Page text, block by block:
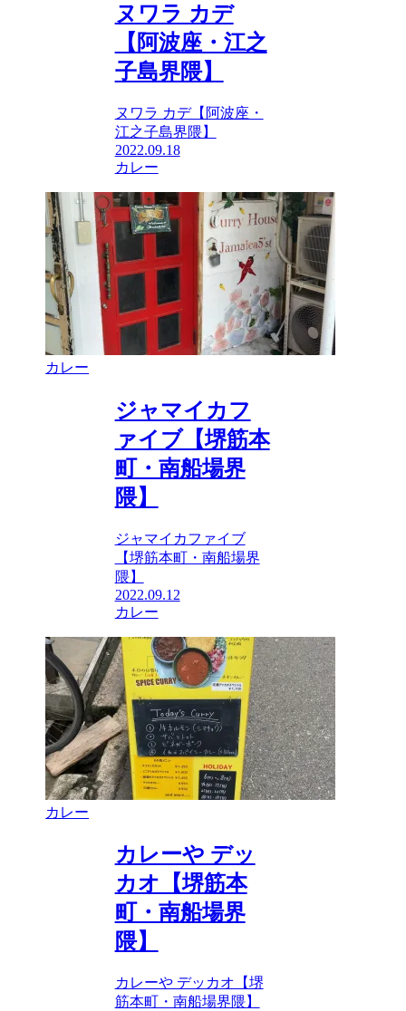
ヌワラ カデ
【阿波座・江之
子島界隈】
ヌワラ カデ【阿波座・
江之子島界隈】
2022.09.18
カレー
カレー
ジャマイカフ
ァイブ【堺筋本
町・南船場界
隈】
ジャマイカファイブ
【堺筋本町・南船場界
隈】
2022.09.12
カレー
カレー
カレーや デッ
カオ【堺筋本
町・南船場界
隈】
カレーや デッカオ【堺
筋本町・南船場界隈】